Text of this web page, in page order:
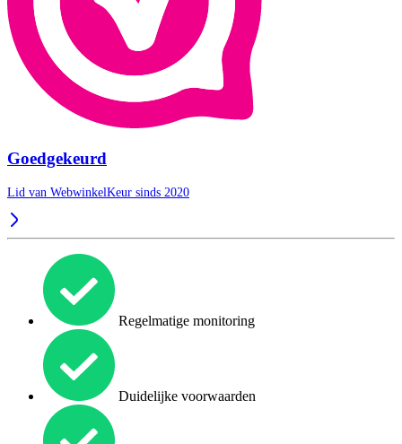
Goedgekeurd
Lid van WebwinkelKeur sinds 2020
Regelmatige monitoring
Duidelijke voorwaarden